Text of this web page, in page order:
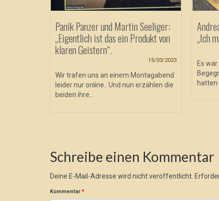
Panik Panzer und Martin Seeliger:
„Eigentlich ist das ein Produkt von
klaren Geistern“.
15/03/2023
Wir trafen uns an einem Montagabend
leider nur online.. Und nun erzählen die
beiden ihre...
„Ich
Es
hatten
Schreibe einen Kommentar
Deine E-Mail-Adresse wird nicht veröffentlicht.
Kommentar*